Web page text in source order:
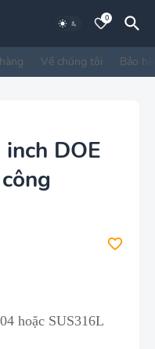
0
Về chúng tôi Bảo
DOE
hoặc SUS316L